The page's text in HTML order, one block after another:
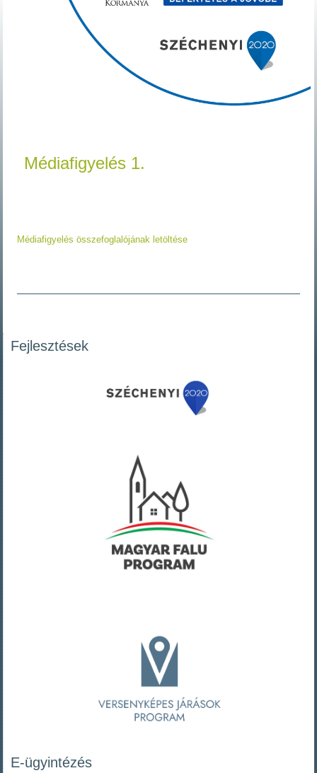
Médiafigyelés 1.
Médiafigyelés összefoglalójának letöltése
Fejlesztések
E-ügyintézés